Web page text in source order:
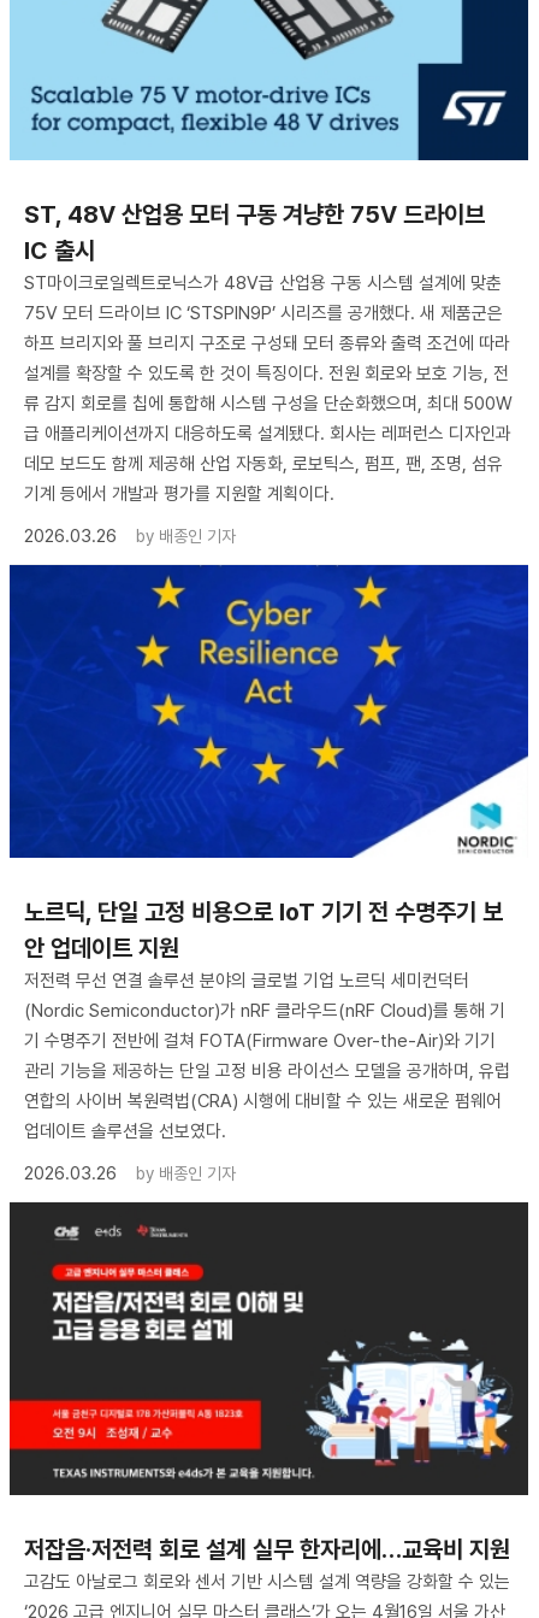
ST, 48V 산업용 모터 구동 겨냥한 75V 드라이브
IC 출시
ST마이크로일렉트로닉스가 48V급 산업용 구동 시스템 설계에 맞춘
75V 모터 드라이브 IC ‘STSPIN9P’ 시리즈를 공개했다. 새 제품군은
하프 브리지와 풀 브리지 구조로 구성돼 모터 종류와 출력 조건에 따라
설계를 확장할 수 있도록 한 것이 특징이다. 전원 회로와 보호 기능, 전
류 감지 회로를 칩에 통합해 시스템 구성을 단순화했으며, 최대 500W
급 애플리케이션까지 대응하도록 설계됐다. 회사는 레퍼런스 디자인과
데모 보드도 함께 제공해 산업 자동화, 로보틱스, 펌프, 팬, 조명, 섬유
기계 등에서 개발과 평가를 지원할 계획이다.
2026.03.26
by 배종인 기자
노르딕, 단일 고정 비용으로 IoT 기기 전 수명주기 보
안 업데이트 지원
저전력 무선 연결 솔루션 분야의 글로벌 기업 노르딕 세미컨덕터
(Nordic Semiconductor)가 nRF 클라우드(nRF Cloud)를 통해 기
기 수명주기 전반에 걸쳐 FOTA(Firmware Over-the-Air)와 기기
관리 기능을 제공하는 단일 고정 비용 라이선스 모델을 공개하며, 유럽
연합의 사이버 복원력법(CRA) 시행에 대비할 수 있는 새로운 펌웨어
업데이트 솔루션을 선보였다.
2026.03.26
by 배종인 기자
저잡음·저전력 회로 설계 실무 한자리에…교육비 지원
고감도 아날로그 회로와 센서 기반 시스템 설계 역량을 강화할 수 있는
‘2026 고급 엔지니어 실무 마스터 클래스’가 오는 4월16일 서울 가산